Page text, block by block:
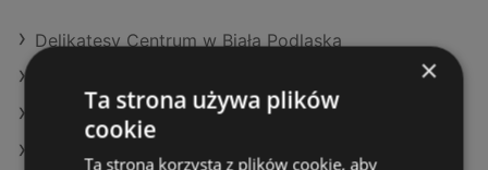
Delikatesy Centrum w Biała Podlaska
Delikatesy Centrum w Grybów (Gmina)
Delikatesy Centrum w Sułkowice
×
Ta strona używa plików
cookie
Ta strona korzysta z plików cookie, aby